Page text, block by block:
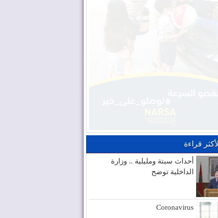
قراءة
أحداث سبتة ومليلية .. وزارة
الداخلية توضح
Coronavirus